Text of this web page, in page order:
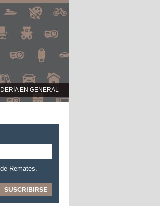
EN GENERAL
Remates.